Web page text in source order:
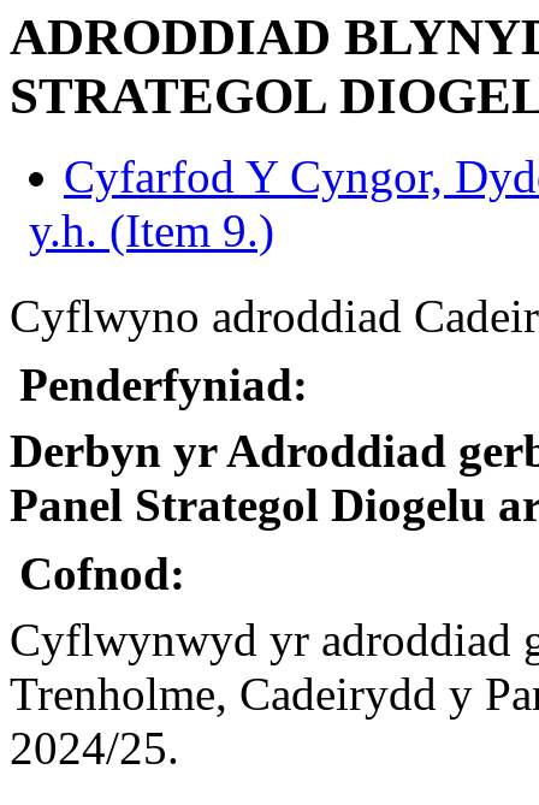
ADRODDIAD
STRATEGOL
Cyfarfod Y Cyngor,
y.h. (Item 9.)
Cyflwyno adroddiad
Penderfyniad:
Derbyn yr Adroddiad
Panel Strategol Diogelu
Cofnod:
Cyflwynwyd yr adroddiad
Trenholme, Cadeirydd y
2024/25.